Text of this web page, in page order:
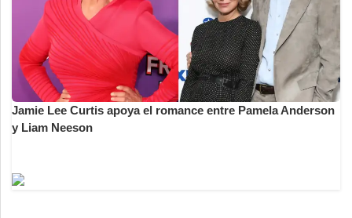
Jamie Lee Curtis apoya el romance entre Pamela Anderson
y Liam Neeson